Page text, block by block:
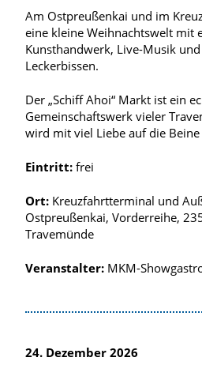
Am Ostpreußenkai und im
eine kleine Weihnachtswelt mit
Kunsthandwerk, Live-Musik
Leckerbissen.
Der „Schiff Ahoi“ Markt ist ein
Gemeinschaftswerk vieler
wird mit viel Liebe auf die Beine
Eintritt: frei
Ort: Kreuzfahrtterminal und
Ostpreußenkai, Vorderreihe,
Travemünde
Veranstalter: MKM-
24. Dezember 2026